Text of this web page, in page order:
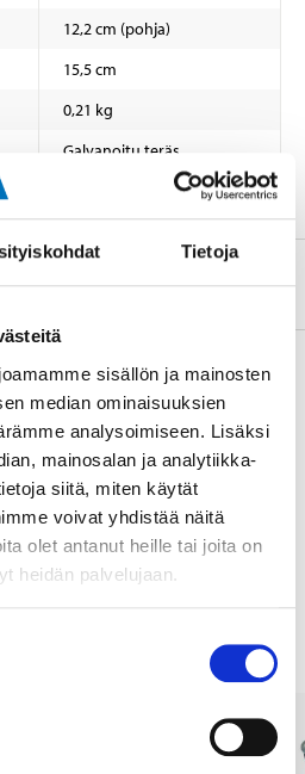
Tietoja
sisällön ja mainosten
median ominaisuuksien
analysoimiseen. Lisäksi
mainosalan ja analytiikka-
siitä, miten käytät
voivat yhdistää näitä
olet antanut heille tai joita on
heidän palvelujaan.
12,2 cm (pohja)
15,5 cm
0,21 kg
Galvanoitu teräs
& Nouda
jo 2 tunnin kuluttua!
LISÄÄ
ostivat myös